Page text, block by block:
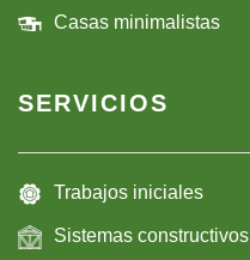
Casas minimalistas
SERVICIOS
Trabajos iniciales
Sistemas constructivos